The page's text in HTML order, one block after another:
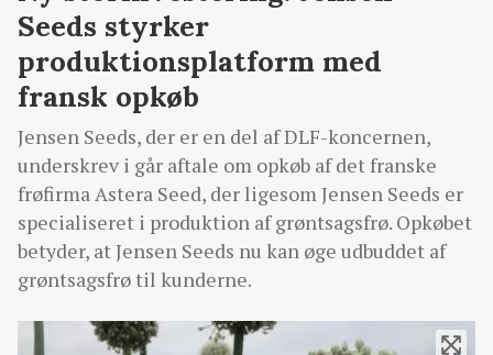
Seeds styrker
produktionsplatform med
fransk opkøb
Jensen Seeds, der er en del af DLF-koncernen,
underskrev i går aftale om opkøb af det franske
frøfirma Astera Seed, der ligesom Jensen Seeds er
specialiseret i produktion af grøntsagsfrø. Opkøbet
betyder, at Jensen Seeds nu kan øge udbuddet af
grøntsagsfrø til kunderne.